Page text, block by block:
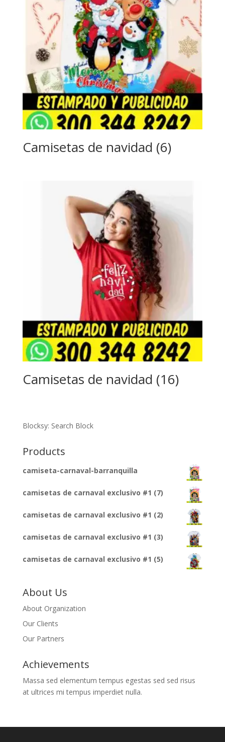
Camisetas de navidad (6)
Camisetas de navidad (16)
Blocksy: Search Block
Products
camiseta-carnaval-barranquilla
camisetas de carnaval exclusivo #1 (7)
camisetas de carnaval exclusivo #1 (2)
camisetas de carnaval exclusivo #1 (3)
camisetas de carnaval exclusivo #1 (5)
About Us
About Organization
Our Clients
Our Partners
Achievements
Massa sed elementum tempus egestas sed sed risus
at ultrices mi tempus imperdiet nulla.